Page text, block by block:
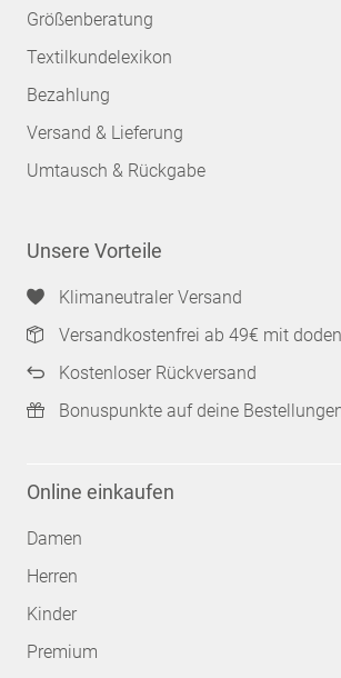
Größenberatung
Textilkundelexikon
Bezahlung
Versand & Lieferung
Umtausch & Rückgabe
Unsere Vorteile
Klimaneutraler Versand
Versandkostenfrei ab 49€ mit
Kostenloser Rückversand
Bonuspunkte auf deine
Online einkaufen
Damen
Herren
Kinder
Premium